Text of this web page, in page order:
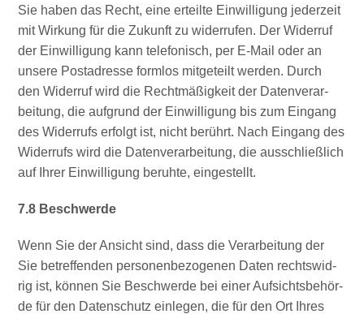
Sie haben das Recht, eine erteil­te Ein­wil­li­gung jeder­zeit
mit Wir­kung für die Zukunft zu wider­ru­fen. Der Wider­ruf
der Ein­wil­li­gung kann tele­fo­nisch, per E‑Mail oder an
unse­re Post­adres­se form­los mit­ge­teilt wer­den. Durch
den Wider­ruf wird die Recht­mä­ßig­keit der Daten­ver­ar­
bei­tung, die auf­grund der Ein­wil­li­gung bis zum Ein­gang
des Wider­rufs erfolgt ist, nicht berührt. Nach Ein­gang des
Wider­rufs wird die Daten­ver­ar­bei­tung, die aus­schließ­lich
auf Ihrer Ein­wil­li­gung beruh­te, eingestellt.
7.8 Beschwer­de
Wenn Sie der Ansicht sind, dass die Ver­ar­bei­tung der
Sie betref­fen­den per­so­nen­be­zo­ge­nen Daten rechts­wid­
rig ist, kön­nen Sie Beschwer­de bei einer Auf­sichts­be­hör­
de für den Daten­schutz ein­le­gen, die für den Ort Ihres